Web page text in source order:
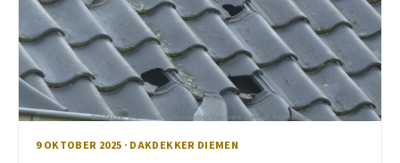
9 OKTOBER 2025 · DAKDEKKER DIEMEN